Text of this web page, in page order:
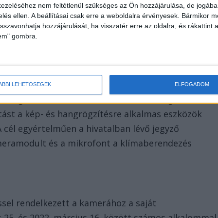
nem feltétlenül szükséges az Ön hozzájárulása, de
ellen. A beállításai csak erre a weboldalra érvényesek. Bármikor
hozzájárulását, ha visszatér erre az oldalra, és rákattint
gombra.
LEHETŐSÉGEK ELFOGADOM
azonnal feljelentést tett, a rendőrség pedig
korábbi vezetőjét.
szerint a volt városvezető még
a kép- és hangrögzítésre alkalmas eszközök
egyértelműen a hivatalban lévő jegyző
és a mikrofont a klímaberendezés
rendelkezett a kamerához a saját